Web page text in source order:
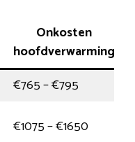
Onkosten
hoofdverwarming
€765 – €795
€1075 – €1650